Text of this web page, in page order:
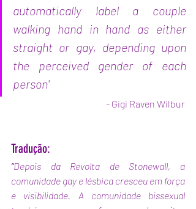
automatically label a couple
walking hand in hand as either
straight or gay, depending upon
the perceived gender of each
person"
- Gigi Raven Wilbur
Tradução:
“Depois da Revolta de Stonewall, a
comunidade gay e lésbica cresceu em força
e visibilidade. A comunidade bissexual